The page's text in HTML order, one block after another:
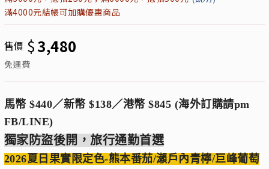
滿4000元結帳可加購優惠商品
售價 $3,480
免運費
馬幣 $440／新幣 $138／港幣 $845 (海外訂購請pm
FB/LINE)
獨家防盜後開，旅行通勤首選
2026夏日果實限定色-熊本番茄/瀨戶內青檸/巨峰葡萄